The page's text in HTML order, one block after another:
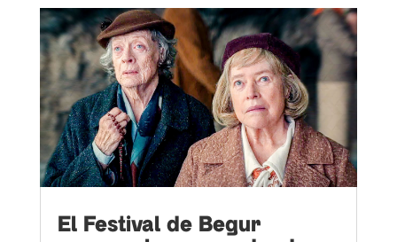
El Festival de Begur